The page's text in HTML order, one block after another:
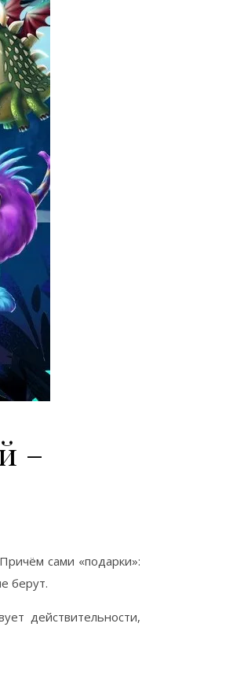
–
сами «подарки»:
берут.
действительности,